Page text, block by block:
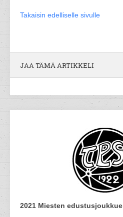
Takaisin edelliselle sivulle
JAA TÄMÄ ARTIKKELI
2021 Miesten edustusjoukkue